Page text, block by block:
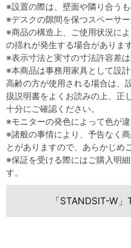
※設置の際は、壁面や隣り合う
※デスクの隙間を保つスペーサ
※商品の構造上、ご使用状況に
の揺れが発生する場合があります
※表示寸法と実寸の寸法許容差
※本商品は事務用家具として設
高齢の方が使用される場合は、
扱説明書をよくお読みの上、正
十分にご確認ください。
※モニターの発色によって色が
※諸般の事情により、予告なく
とがありますので、あらかじめ
※保証を受ける際にはご購入明
す。
「STANDSIT-W